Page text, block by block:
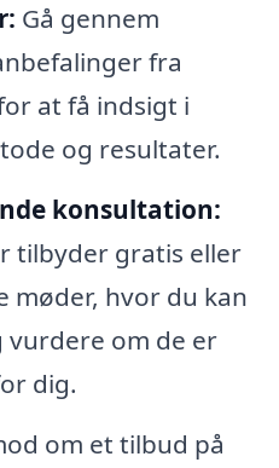
Gå gennem
fra
at få indsigt i
og resultater.
konsultation:
tilbyder gratis eller
møder, hvor du kan
om de er
dig.
om et tilbud på